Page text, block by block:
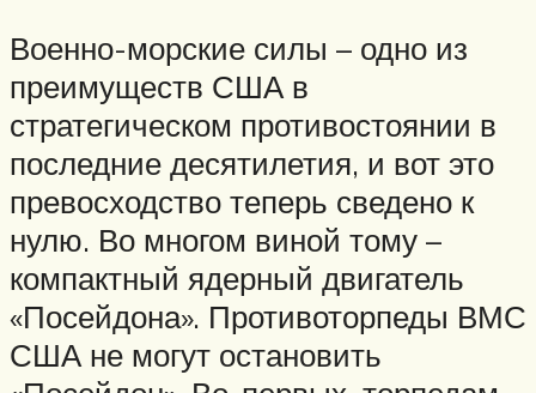
Военно-морские силы – одно из
преимуществ США в
стратегическом противостоянии в
последние десятилетия, и вот это
превосходство теперь сведено к
нулю. Во многом виной тому –
компактный ядерный двигатель
«Посейдона». Противоторпеды ВМС
США не могут остановить